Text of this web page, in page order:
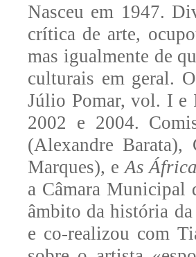
Nasceu em 1947.
crítica de arte,
mas igualmente de
culturais em geral.
Júlio Pomar, vol. I e
2002 e 2004.
(Alexandre
Marques), e As
a Câmara Municipal
âmbito da história
e co-realizou com